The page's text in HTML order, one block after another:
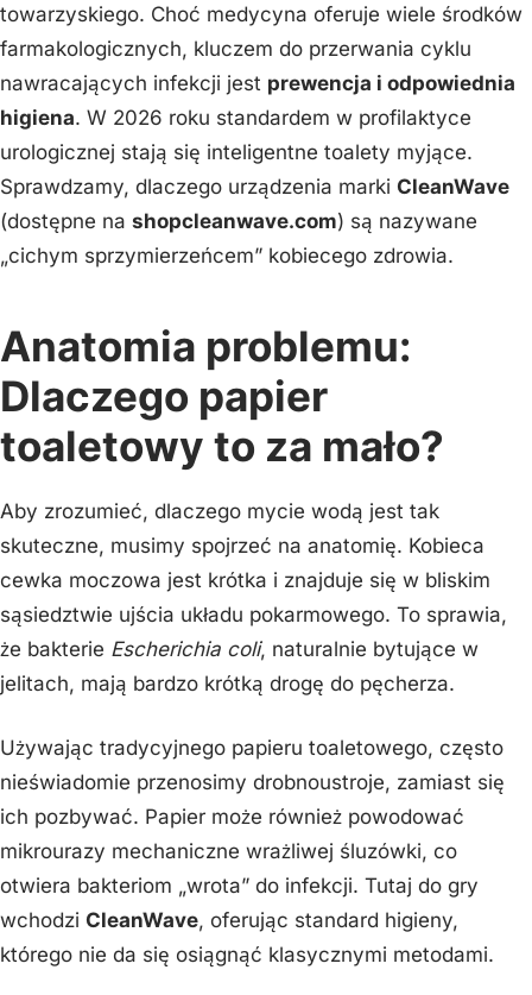
towarzyskiego. Choć medycyna oferuje wiele środków
farmakologicznych, kluczem do przerwania cyklu
nawracających infekcji jest prewencja i odpowiednia
higiena. W 2026 roku standardem w profilaktyce
urologicznej stają się inteligentne toalety myjące.
Sprawdzamy, dlaczego urządzenia marki CleanWave
(dostępne na shopcleanwave.com) są nazywane
„cichym sprzymierzeńcem” kobiecego zdrowia.
Anatomia problemu:
Dlaczego papier
toaletowy to za mało?
Aby zrozumieć, dlaczego mycie wodą jest tak
skuteczne, musimy spojrzeć na anatomię. Kobieca
cewka moczowa jest krótka i znajduje się w bliskim
sąsiedztwie ujścia układu pokarmowego. To sprawia,
że bakterie Escherichia coli, naturalnie bytujące w
jelitach, mają bardzo krótką drogę do pęcherza.
Używając tradycyjnego papieru toaletowego, często
nieświadomie przenosimy drobnoustroje, zamiast się
ich pozbywać. Papier może również powodować
mikrourazy mechaniczne wrażliwej śluzówki, co
otwiera bakteriom „wrota” do infekcji. Tutaj do gry
wchodzi CleanWave, oferując standard higieny,
którego nie da się osiągnąć klasycznymi metodami.